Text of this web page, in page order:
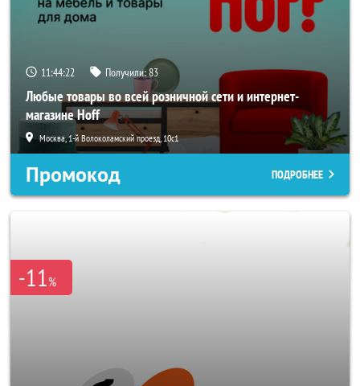
11:44:20 Получили:83
Любые товары во всей розничной сети и интернет-
магазине Hoff
Москва, 1-й Волоколамский проезд, 10с1
Промокод ПОДРОБНЕЕ
-11%